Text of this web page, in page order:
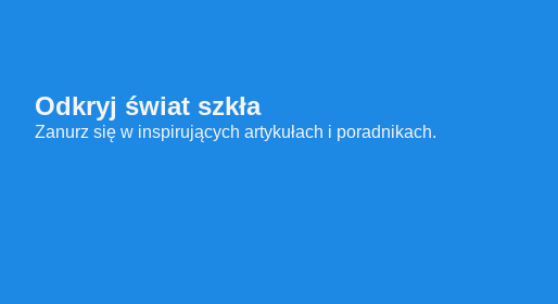
Odkryj świat szkła
Zanurz się w inspirujących artykułach i poradnikach.